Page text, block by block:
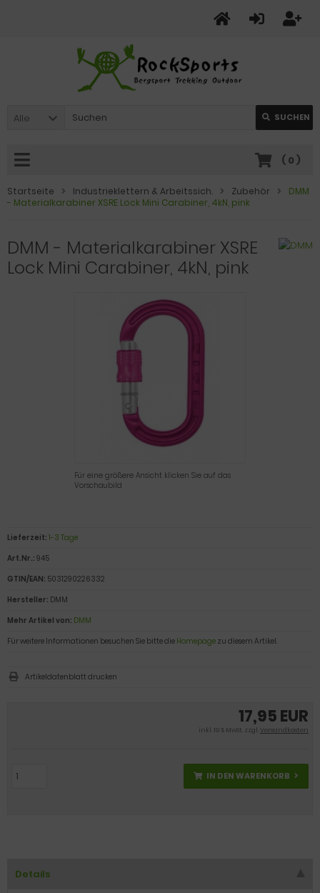
Alle SUCHEN
( 0 )
Startseite Industrieklettern & Arbeitssich. Zubehör
DMM
- Materialkarabiner XSRE Lock Mini Carabiner, 4kN, pink
DMM - Materialkarabiner XSRE
Lock Mini Carabiner, 4kN, pink
Für eine größere Ansicht klicken Sie auf das
Vorschaubild
17,95 EUR
inkl. 19 % MwSt. zzgl.Versandkosten
IN DEN WARENKORB
Lieferzeit: 1-3 Tage
Art.Nr.: 945
GTIN/EAN: 5031290226332
Hersteller: DMM
Mehr Artikel von: DMM
Für weitere Informationen besuchen Sie bitte die Homepage zu diesem Artikel.
Artikeldatenblatt drucken
Details